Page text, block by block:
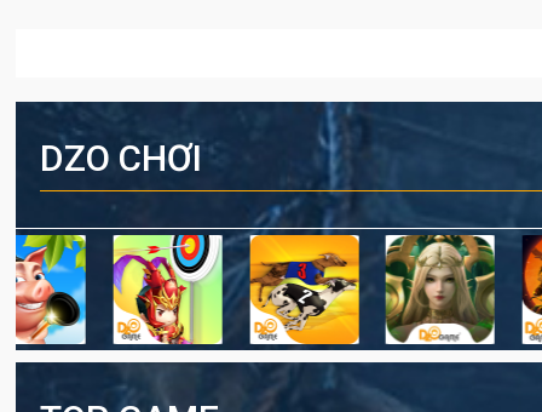
DZO CHƠI